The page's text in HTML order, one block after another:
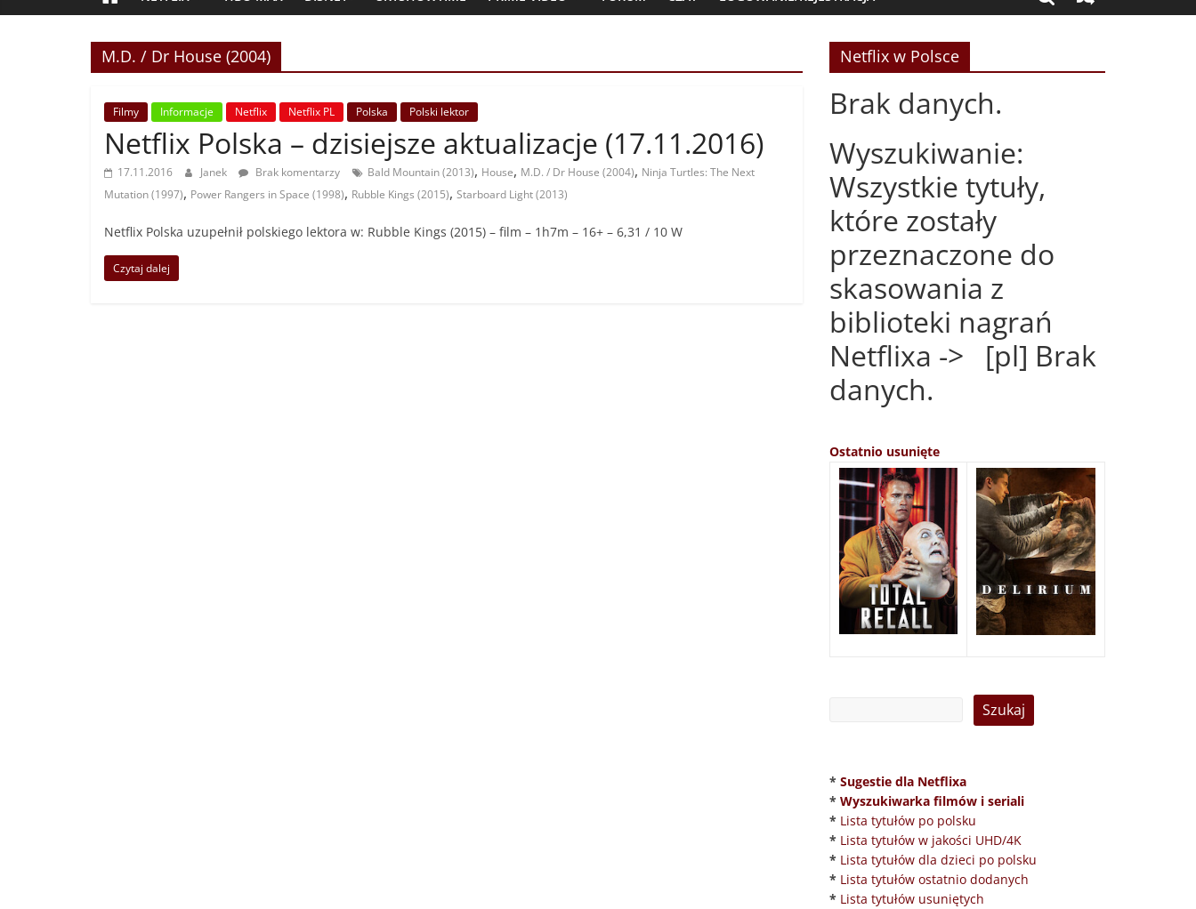
M.D. / Dr House (2004)
Filmy Informacje Netflix Netflix PL Polska Polski lektor
Netflix Polska – dzisiejsze aktualizacje (17.11.2016)
17.11.2016 Janek Brak komentarzy Bald Mountain (2013), House, M.D. / Dr House (2004), Ninja Turtles: The Next
Mutation (1997), Power Rangers in Space (1998), Rubble Kings (2015), Starboard Light (2013)
Netflix Polska uzupełnił polskiego lektora w: Rubble Kings (2015) – film – 1h7m – 16+ – 6,31 / 10 W
Czytaj dalej
Netflix w Polsce
Brak danych.
Wyszukiwanie:
Wszystkie tytuły,
które zostały
przeznaczone do
skasowania z
biblioteki nagrań
Netflixa -> [pl] Brak
danych.
Ostatnio usunięte
* Sugestie dla Netflixa
* Wyszukiwarka filmów i seriali
* Lista tytułów po polsku
* Lista tytułów w jakości UHD/4K
* Lista tytułów dla dzieci po polsku
* Lista tytułów ostatnio dodanych
* Lista tytułów usuniętych